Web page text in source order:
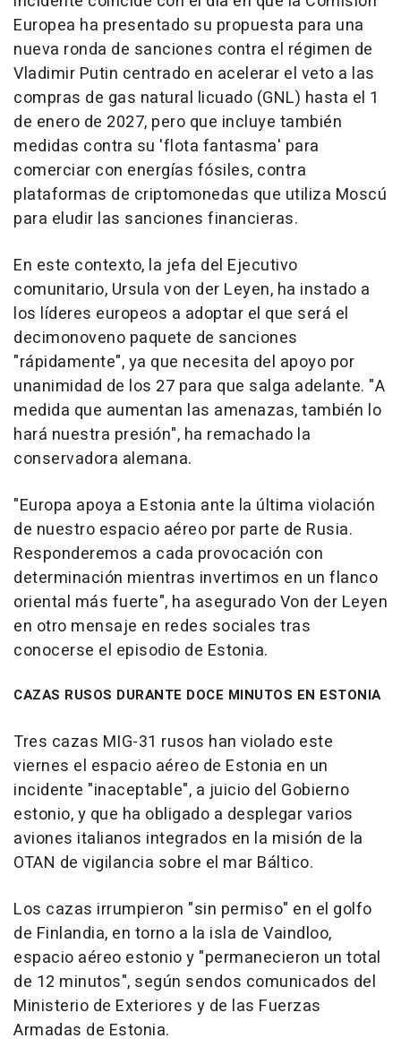
Europea ha presentado su propuesta para una
nueva ronda de sanciones contra el régimen de
Vladimir Putin centrado en acelerar el veto a las
compras de gas natural licuado (GNL) hasta el 1
de enero de 2027, pero que incluye también
medidas contra su 'flota fantasma' para
comerciar con energías fósiles, contra
plataformas de criptomonedas que utiliza Moscú
para eludir las sanciones financieras.
En este contexto, la jefa del Ejecutivo
comunitario, Ursula von der Leyen, ha instado a
los líderes europeos a adoptar el que será el
decimonoveno paquete de sanciones
"rápidamente", ya que necesita del apoyo por
unanimidad de los 27 para que salga adelante. "A
medida que aumentan las amenazas, también lo
hará nuestra presión", ha remachado la
conservadora alemana.
"Europa apoya a Estonia ante la última violación
de nuestro espacio aéreo por parte de Rusia.
Responderemos a cada provocación con
determinación mientras invertimos en un flanco
oriental más fuerte", ha asegurado Von der Leyen
en otro mensaje en redes sociales tras
conocerse el episodio de Estonia.
CAZAS RUSOS DURANTE DOCE MINUTOS EN ESTONIA
Tres cazas MIG-31 rusos han violado este
viernes el espacio aéreo de Estonia en un
incidente "inaceptable", a juicio del Gobierno
estonio, y que ha obligado a desplegar varios
aviones italianos integrados en la misión de la
OTAN de vigilancia sobre el mar Báltico.
Los cazas irrumpieron "sin permiso" en el golfo
de Finlandia, en torno a la isla de Vaindloo,
espacio aéreo estonio y "permanecieron un total
de 12 minutos", según sendos comunicados del
Ministerio de Exteriores y de las Fuerzas
Armadas de Estonia.